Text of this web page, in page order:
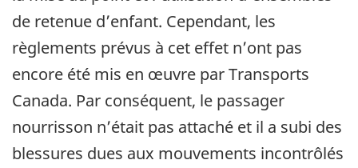
de retenue d’enfant. Cependant, les
règlements prévus à cet effet n’ont pas
encore été mis en œuvre par Transports
Canada. Par conséquent, le passager
nourrisson n’était pas attaché et il a subi des
blessures dues aux mouvements incontrôlés